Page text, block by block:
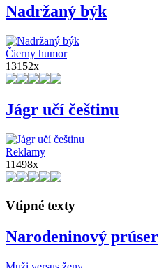
Nadržaný býk
Čierny humor
13152x
Jágr učí češtinu
Reklamy
11498x
Vtipné texty
Narodeninový prúser